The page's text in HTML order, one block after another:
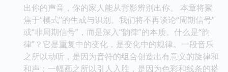
出你的声音，你的家人能从背影辨别出你。 本章将聚
焦于“模式”的生成与识别。我们将不再谈论“周期信号”
或“非周期信号”，而是深入“韵律”的本质。什么是“韵
律”？它是重复中的变化，是变化中的规律。一段音乐
之所以动听，是因为音符的组合创造出有意义的旋律和
和声；一幅画之所以引人入胜，是因为色彩和线条的搭